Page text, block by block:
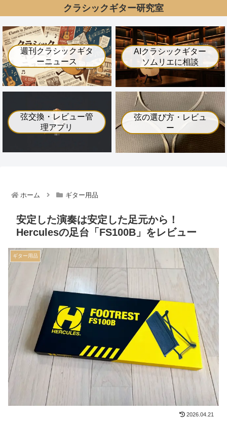
クラシックギター研究室
週刊クラシックギタ
ーニュース
AIクラシックギター
ソムリエに相談
弦交換・レビュー管
理アプリ
弦の選び方・レビュ
ー
ホーム ギター用品
安定した演奏は安定した足元から！
Herculesの足台「FS100B」をレビュー
ギター用品
2026.04.21